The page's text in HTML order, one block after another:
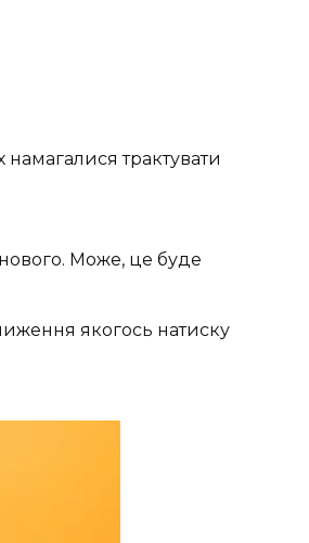
трактувати
Може, це буде
якогось натиску